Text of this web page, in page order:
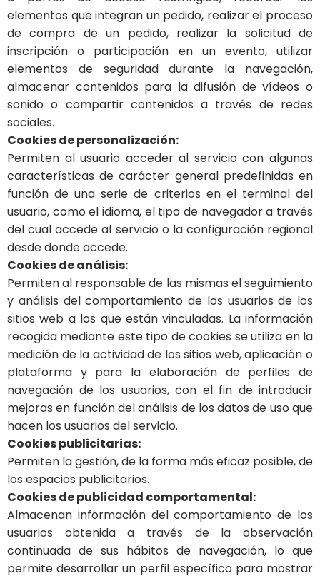
elementos que integran un pedido, realizar el proceso
de compra de un pedido, realizar la solicitud de
inscripción o participación en un evento, utilizar
elementos de seguridad durante la navegación,
almacenar contenidos para la difusión de vídeos o
sonido o compartir contenidos a través de redes
sociales.
Cookies de personalización:
Permiten al usuario acceder al servicio con algunas
características de carácter general predefinidas en
función de una serie de criterios en el terminal del
usuario, como el idioma, el tipo de navegador a través
del cual accede al servicio o la configuración regional
desde donde accede.
Cookies de análisis:
Permiten al responsable de las mismas el seguimiento
y análisis del comportamiento de los usuarios de los
sitios web a los que están vinculadas. La información
recogida mediante este tipo de cookies se utiliza en la
medición de la actividad de los sitios web, aplicación o
plataforma y para la elaboración de perfiles de
navegación de los usuarios, con el fin de introducir
mejoras en función del análisis de los datos de uso que
hacen los usuarios del servicio.
Cookies publicitarias:
Permiten la gestión, de la forma más eficaz posible, de
los espacios publicitarios.
Cookies de publicidad comportamental:
Almacenan información del comportamiento de los
usuarios obtenida a través de la observación
continuada de sus hábitos de navegación, lo que
permite desarrollar un perfil específico para mostrar